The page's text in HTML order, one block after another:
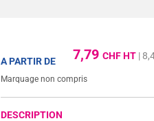
7,79CHF HT |
A PARTIR DE
Marquage non compris
DESCRIPTION